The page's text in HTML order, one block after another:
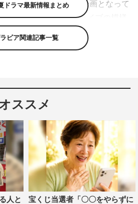
同様、プレミアムな企画となって
金・祝）には、このライブの模様
特急の関連番組が放送される。
イブの様子がCXで生放送決定
なかったら生放送されていません
です(^o^)
かわからない…、何かが起きたと
うひゃぁぁあ(^o^)これは観ない
☆」
ドラマ最新情報まとめ
ビア関連記事一覧
ススメ
人と
宝くじ当選者「〇〇をやらずに